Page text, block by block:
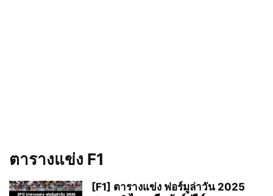
ตารางแข่ง F1
[F1] ตารางแข่ง ฟอร์มูล่าวัน 2025